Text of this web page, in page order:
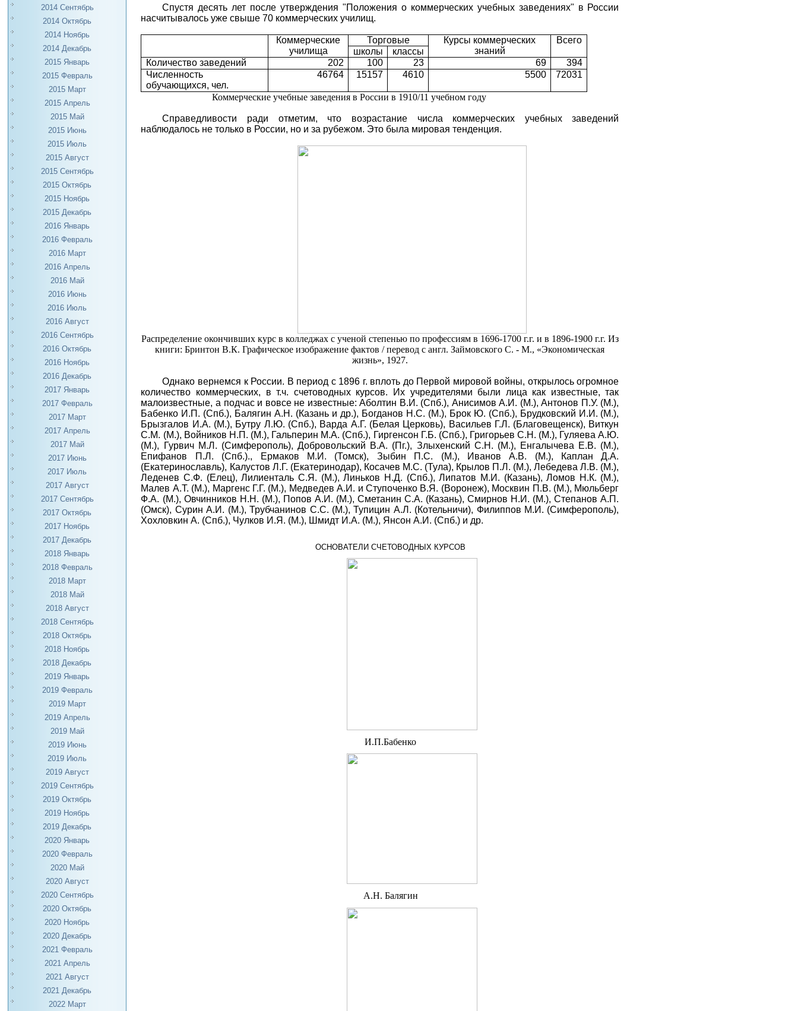
2014 Сентябрь
2014 Октябрь
2014 Ноябрь
2014 Декабрь
2015 Январь
2015 Февраль
2015 Март
2015 Апрель
2015 Май
2015 Июнь
2015 Июль
2015 Август
2015 Сентябрь
2015 Октябрь
2015 Ноябрь
2015 Декабрь
2016 Январь
2016 Февраль
2016 Март
2016 Апрель
2016 Май
2016 Июнь
2016 Июль
2016 Август
2016 Сентябрь
2016 Октябрь
2016 Ноябрь
2016 Декабрь
2017 Январь
2017 Февраль
2017 Март
2017 Апрель
2017 Май
2017 Июнь
2017 Июль
2017 Август
2017 Сентябрь
2017 Октябрь
2017 Ноябрь
2017 Декабрь
2018 Январь
2018 Февраль
2018 Март
2018 Май
2018 Август
2018 Сентябрь
2018 Октябрь
2018 Ноябрь
2018 Декабрь
2019 Январь
2019 Февраль
2019 Март
2019 Апрель
2019 Май
2019 Июнь
2019 Июль
2019 Август
2019 Сентябрь
2019 Октябрь
2019 Ноябрь
2019 Декабрь
2020 Январь
2020 Февраль
2020 Май
2020 Август
2020 Сентябрь
2020 Октябрь
2020 Ноябрь
2020 Декабрь
2021 Февраль
2021 Апрель
2021 Август
2021 Декабрь
2022 Март
Спустя десять лет после утверждения "Положения о коммерческих учебных заведениях" в России
насчитывалось уже свыше 70 коммерческих училищ.
Коммерческие
училища
Торговые
Курсы коммерческих
знаний
Всего
школы
классы
Количество заведений
202 100 23 69
394
Численность
обучающихся, чел.
46764 15157 4610 5500 72031
Коммерческие учебные заведения в России в 1910/11 учебном году
Справедливости ради отметим, что возрастание числа коммерческих учебных заведений
наблюдалось не только в России, но и за рубежом. Это была мировая тенденция.
Распределение окончивших курс в колледжах с ученой степенью по профессиям в 1696-1700 г.г. и в 1896-1900 г.г. Из
книги: Бринтон В.К. Графическое изображение фактов / перевод с англ. Займовского С. - М., «Экономическая
жизнь», 1927.
Однако вернемся к России. В период с 1896 г. вплоть до Первой мировой войны, открылось огромное
количество коммерческих, в т.ч. счетоводных курсов. Их учредителями были лица как известные, так
малоизвестные, а подчас и вовсе не известные: Аболтин В.И. (Спб.), Анисимов А.И. (М.), Антонов П.У. (М.),
Бабенко И.П. (Спб.), Балягин А.Н. (Казань и др.), Богданов Н.С. (М.), Брок Ю. (Спб.), Брудковский И.И. (М.),
Брызгалов И.А. (М.), Бутру Л.Ю. (Спб.), Варда А.Г. (Белая Церковь), Васильев Г.Л. (Благовещенск), Виткун
С.М. (М.), Войников Н.П. (М.), Гальперин М.А. (Спб.), Гиргенсон Г.Б. (Спб.), Григорьев С.Н. (М.), Гуляева А.Ю.
(М.), Гурвич М.Л. (Симферополь), Добровольский В.А. (Пг.), Злыхенский С.Н. (М.), Енгалычева Е.В. (М.),
Епифанов П.Л. (Спб.)., Ермаков М.И. (Томск), Зыбин П.С. (М.), Иванов А.В. (М.), Каплан Д.А.
(Екатеринославль), Калустов Л.Г. (Екатеринодар), Косачев М.С. (Тула), Крылов П.Л. (М.), Лебедева Л.В. (М.),
Леденев С.Ф. (Елец), Лилиенталь С.Я. (М.), Линьков Н.Д. (Спб.), Липатов М.И. (Казань), Ломов Н.К. (М.),
Малев А.Т. (М.), Маргенс Г.Г. (М.), Медведев А.И. и Ступоченко В.Я. (Воронеж), Москвин П.В. (М.), Мюльберг
Ф.А. (М.), Овчинников Н.Н. (М.), Попов А.И. (М.), Сметанин С.А. (Казань), Смирнов Н.И. (М.), Степанов А.П.
(Омск), Сурин А.И. (М.), Трубчанинов С.С. (М.), Тупицин А.Л. (Котельничи), Филиппов М.И. (Симферополь),
Хохловкин А. (Спб.), Чулков И.Я. (М.), Шмидт И.А. (М.), Янсон А.И. (Спб.) и др.
ОСНОВАТЕЛИ СЧЕТОВОДНЫХ КУРСОВ
И.П.Бабенко
А.Н. Балягин